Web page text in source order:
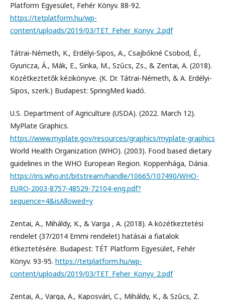
Platform Egyesület, Fehér Könyv. 88-92.
https://tetplatform.hu/wp-
content/uploads/2019/03/TET_Feher_Konyv_2.pdf
Tátrai-Németh, K., Erdélyi-Sipos, A., Csajbókné Csobod, É.,
Gyuricza, Á., Mák, E., Sinka, M., Szűcs, Zs., & Zentai, A. (2018).
Közétkeztetők kézikönyve. (K. Dr. Tátrai-Németh, & A. Erdélyi-
Sipos, szerk.) Budapest: SpringMed kiadó.
U.S. Department of Agriculture (USDA). (2022. March 12).
MyPlate Graphics.
https://www.myplate.gov/resources/graphics/myplate-graphics
World Health Organization (WHO). (2003). Food based dietary
guidelines in the WHO European Region. Koppenhága, Dánia.
https://iris.who.int/bitstream/handle/10665/107490/WHO-
EURO-2003-8757-48529-72104-eng.pdf?
sequence=4&isAllowed=y
Zentai, A., Miháldy, K., & Varga , A. (2018). A közétkeztetési
rendelet (37/2014 Emmi rendelet) hatásai a fiatalok
étkeztetésére. Budapest: TÉT Platform Egyesület, Fehér
Könyv. 93-95. https://tetplatform.hu/wp-
content/uploads/2019/03/TET_Feher_Konyv_2.pdf
Zentai, A., Varga, A., Kaposvári, C., Miháldy, K., & Szűcs, Z.